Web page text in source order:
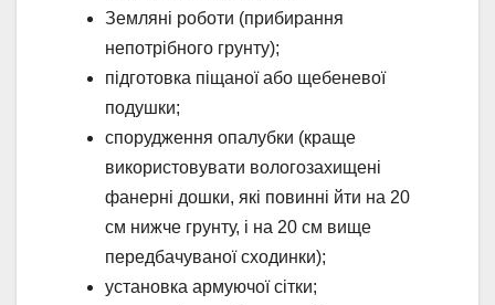
Земляні роботи (прибирання
непотрібного грунту);
підготовка піщаної або щебеневої
подушки;
спорудження опалубки (краще
використовувати вологозахищені
фанерні дошки, які повинні йти на 20
см нижче грунту, і на 20 см вище
передбачуваної сходинки);
установка армуючої сітки;